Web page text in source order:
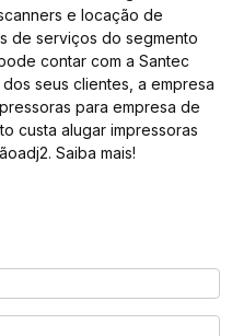
e locação de
de serviços do segmento
contar com a Santec
seus clientes, a empresa
para empresa de
custa alugar impressoras
Saiba mais!